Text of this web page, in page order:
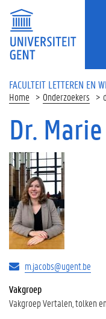
Overslaan en naar de inhoud
FACULTEIT LETTEREN EN
Home Onderzoekers
Dr.
m.jacobs@ugent.be
Vakgroep
Vakgroep Vertalen, tolken